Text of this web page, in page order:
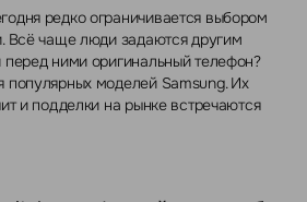
редко ограничивается выбором
Всё чаще люди задаются другим
ними оригинальный телефон?
популярных моделей Samsung. Их
и подделки на рынке встречаются